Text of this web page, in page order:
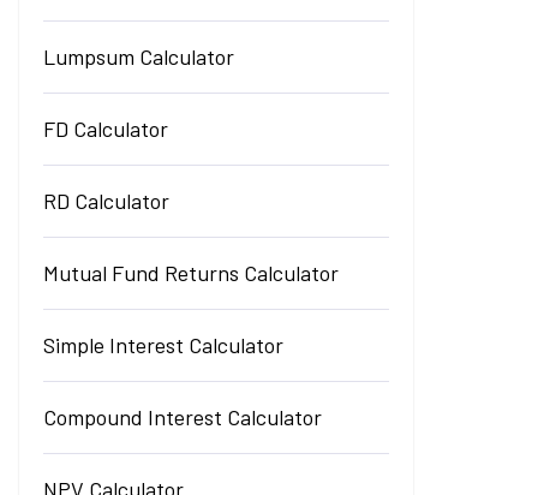
Lumpsum Calculator
FD Calculator
RD Calculator
Mutual Fund Returns Calculator
Simple Interest Calculator
Compound Interest Calculator
NPV Calculator